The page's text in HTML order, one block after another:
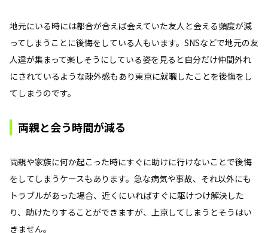
地元にいる時には都合が合えば会えていた友人と会える頻度が減
ってしまうことに後悔をしている人もいます。SNSなどで地元の友
人達が集まって楽しそうにしている姿を見ると自分だけ仲間外れ
にされているような疎外感もあり東京に就職したことを後悔をし
てしまうのです。
両親と会う時間が減る
両親や家族に何か起こった時にすぐに助けに行けないことで後悔
をしてしまうケースもあります。急な病気や事故、それ以外にも
トラブルがあった場合、近くにいればすぐに駆けつけ解決した
り、助けたりすることができますが、上京してしまうとそうはい
きません。